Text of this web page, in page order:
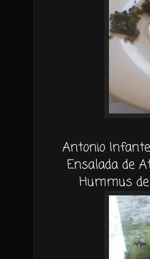
Antonio
Ensalada de
Hummus